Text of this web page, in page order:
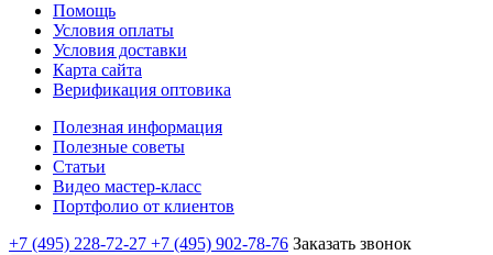
Помощь
Условия оплаты
Условия доставки
Карта сайта
Верификация оптовика
Полезная информация
Полезные советы
Статьи
Видео мастер-класс
Портфолио от клиентов
+7 (495) 228-72-27 +7 (495) 902-78-76 Заказать звонок